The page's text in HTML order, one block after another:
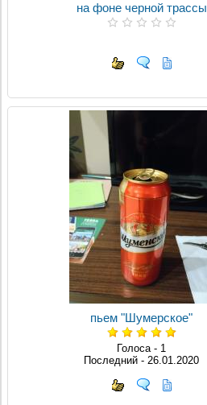
на фоне черной трассы
пьем "Шумерское"
Голоса - 1
Последний - 26.01.2020